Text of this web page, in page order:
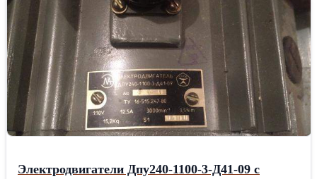
Электродвигатели Дпу240-1100-3-Д41-09 с